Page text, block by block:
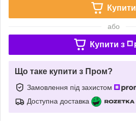
Купити
або
Купити з
Що таке купити з Пром?
Замовлення під захистом
Доступна доставка